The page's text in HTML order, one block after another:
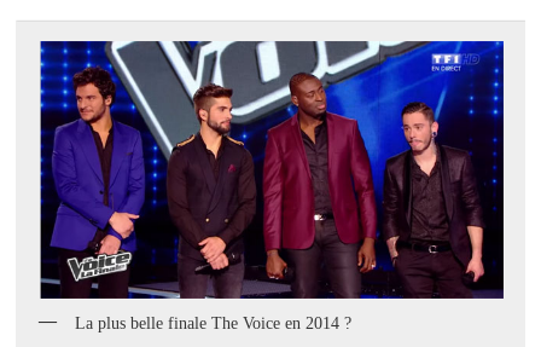
La plus belle finale The Voice en 2014 ?